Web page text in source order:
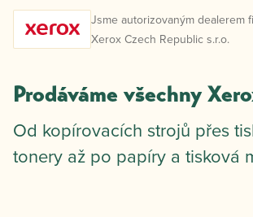
Jsme autorizovaným dealerem
Xerox Czech Republic s.r.o.
Prodáváme všechny
Od kopírovacích strojů přes
tonery až po papíry a tisková